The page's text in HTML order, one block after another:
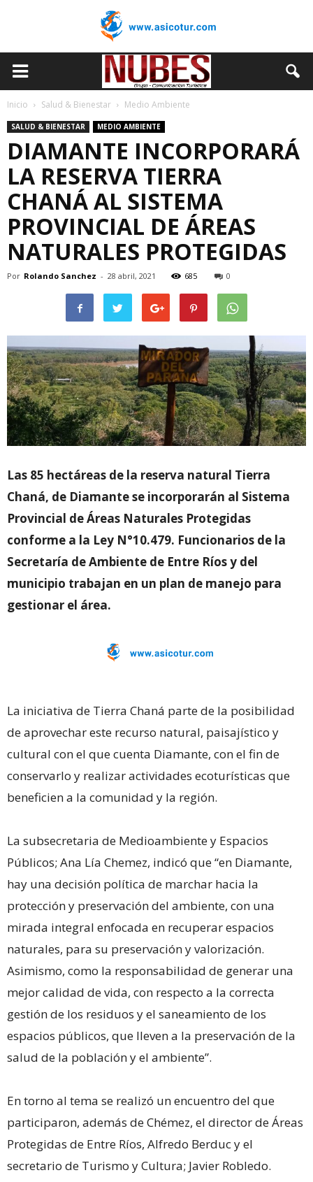
Inicio Salud & Bienestar Medio Ambiente
SALUD & BIENESTAR MEDIO AMBIENTE
DIAMANTE INCORPORARÁ
LA RESERVA TIERRA
CHANÁ AL SISTEMA
PROVINCIAL DE ÁREAS
NATURALES PROTEGIDAS
Por Rolando Sanchez - 28 abril, 2021 685 0
Las 85 hectáreas de la reserva natural Tierra
Chaná, de Diamante se incorporarán al Sistema
Provincial de Áreas Naturales Protegidas
conforme a la Ley N°10.479. Funcionarios de la
Secretaría de Ambiente de Entre Ríos y del
municipio trabajan en un plan de manejo para
gestionar el área.
La iniciativa de Tierra Chaná parte de la posibilidad
de aprovechar este recurso natural, paisajístico y
cultural con el que cuenta Diamante, con el fin de
conservarlo y realizar actividades ecoturísticas que
beneficien a la comunidad y la región.
La subsecretaria de Medioambiente y Espacios
Públicos; Ana Lía Chemez, indicó que “en Diamante,
hay una decisión política de marchar hacia la
protección y preservación del ambiente, con una
mirada integral enfocada en recuperar espacios
naturales, para su preservación y valorización.
Asimismo, como la responsabilidad de generar una
mejor calidad de vida, con respecto a la correcta
gestión de los residuos y el saneamiento de los
espacios públicos, que lleven a la preservación de la
salud de la población y el ambiente”.
En torno al tema se realizó un encuentro del que
participaron, además de Chémez, el director de Áreas
Protegidas de Entre Ríos, Alfredo Berduc y el
secretario de Turismo y Cultura; Javier Robledo.